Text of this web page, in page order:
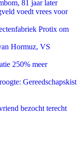
81 jaar later
voedt vrees voor
Protix om
Hormuz, VS
250% meer
Gereedschapskist
bezocht terecht